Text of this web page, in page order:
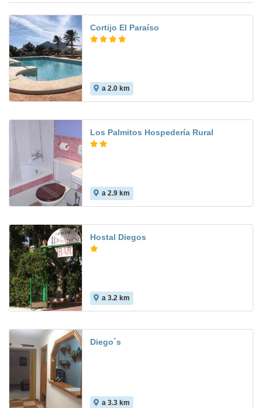
Cortijo El Paraíso
a 2.0 km
Los Palmitos Hospedería Rural
a 2.9 km
Hostal Diegos
a 3.2 km
Diego´s
a 3.3 km